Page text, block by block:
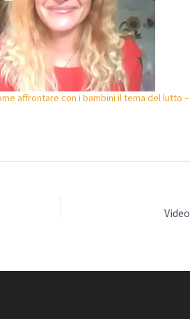
affrontare con i bambini il tema del lutto –